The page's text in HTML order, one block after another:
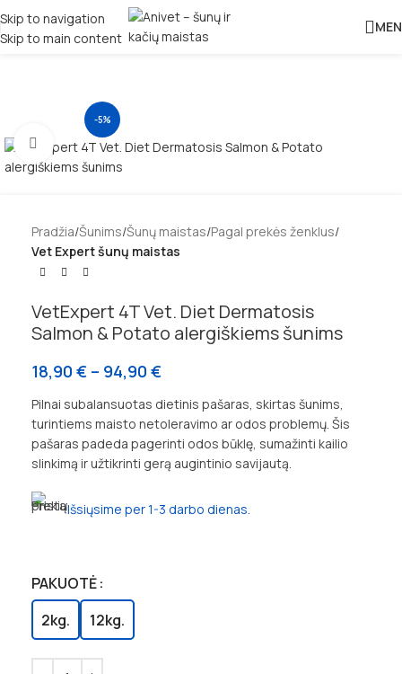
Skip to navigation
Skip to main content
-5%
Padidinti
Pradžia Šunims Šunų maistas Pagal prekės ženklus
Vet Expert šunų maistas
VetExpert 4T Vet. Diet Dermatosis
Salmon & Potato alergiškiems šunims
18,90 € – 94,90 €
Pilnai subalansuotas dietinis pašaras, skirtas šunims,
turintiems maisto netoleravimo ar odos problemų. Šis
pašaras padeda pagerinti odos būklę, sumažinti kailio
slinkimą ir užtikrinti gerą augintinio savijautą.
Išsiųsime per 1-3 darbo dienas.
PAKUOTĖ
2kg.
12kg.